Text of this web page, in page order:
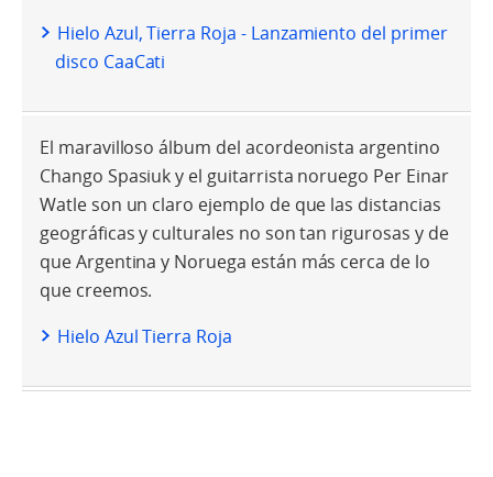
Hielo Azul, Tierra Roja - Lanzamiento del primer
disco CaaCati
El maravilloso álbum del acordeonista argentino
Chango Spasiuk y el guitarrista noruego Per Einar
Watle son un claro ejemplo de que las distancias
geográficas y culturales no son tan rigurosas y de
que Argentina y Noruega están más cerca de lo
que creemos.
Hielo Azul Tierra Roja